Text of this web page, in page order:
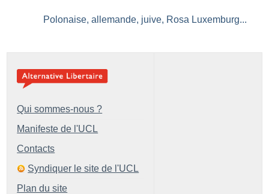
Polonaise, allemande, juive, Rosa Luxemburg...
Qui sommes-nous ?
Manifeste de l'UCL
Contacts
Syndiquer le site de l'UCL
Plan du site